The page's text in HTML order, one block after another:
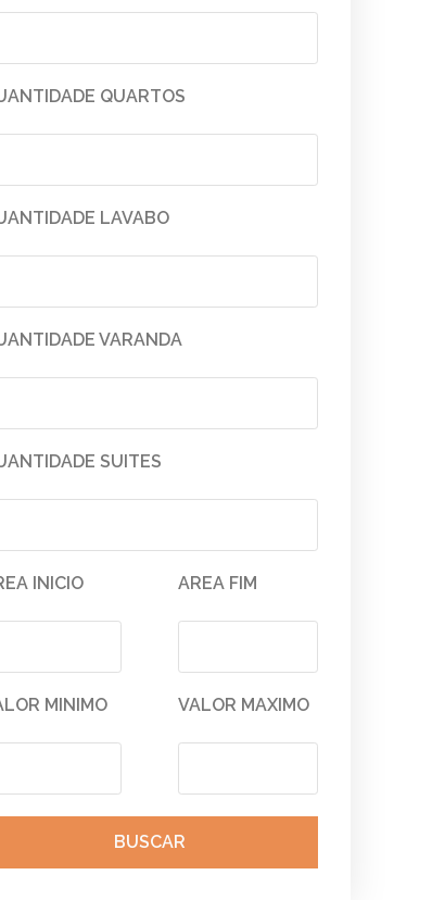
QUARTOS
LAVABO
VARANDA
SUITES
INICIO AREA FIM
MINIMO VALOR MAXIMO
BUSCAR